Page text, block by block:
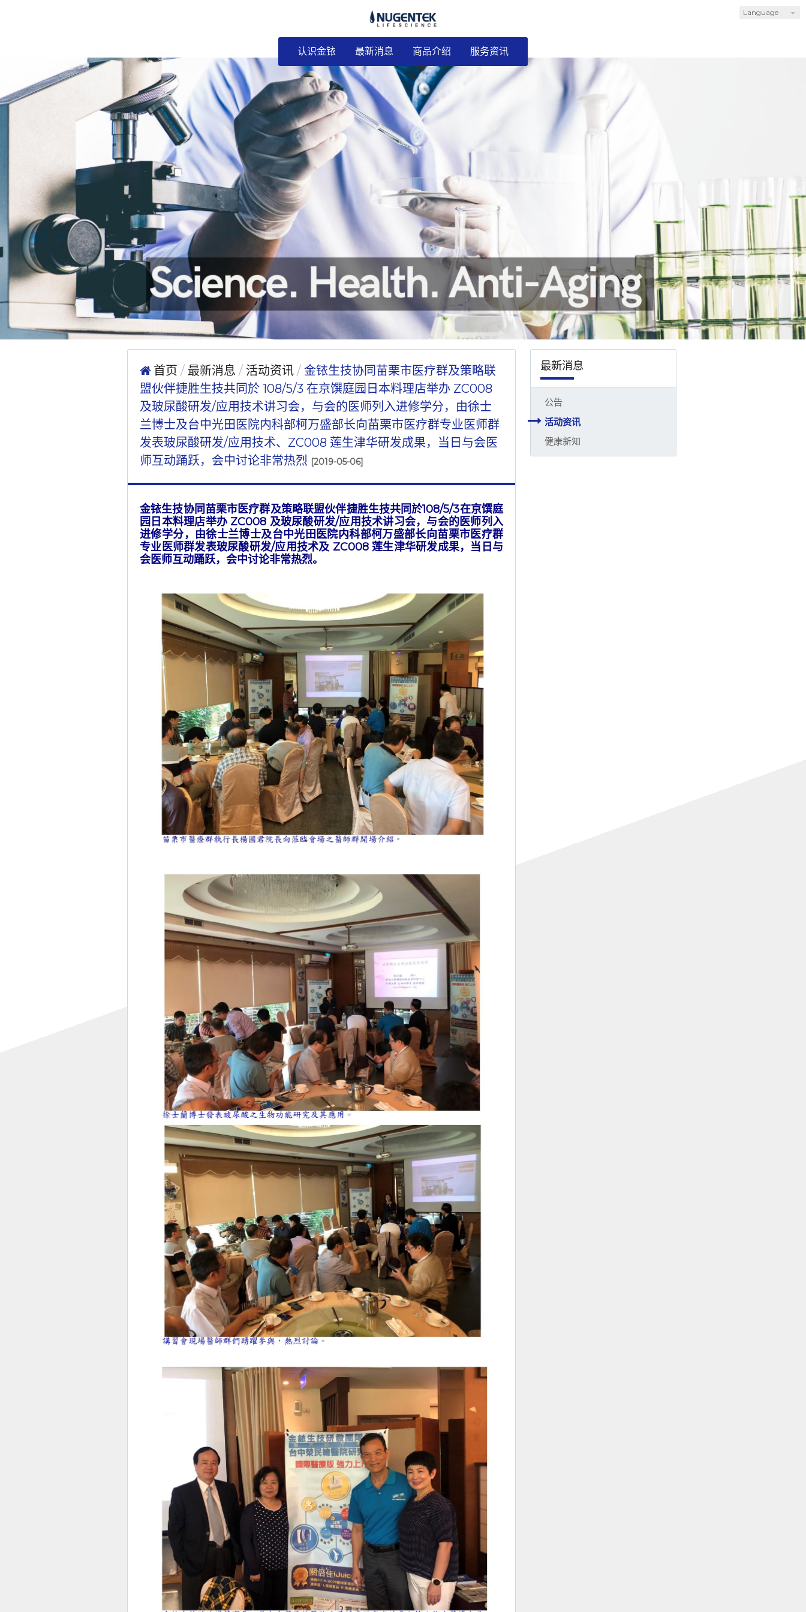
Language
认识金铱 最新消息 商品介绍 服务资讯
最新消息
公告
活动资讯
健康新知
首页 最新消息 活动资讯
金铱生技协同苗栗市医疗群及策略联
盟伙伴捷胜生技共同於 108/5/3 在京馔庭园日本料理店举办 ZC008
及玻尿酸研发/应用技术讲习会，与会的医师列入进修学分，由徐士
兰博士及台中光田医院内科部柯万盛部长向苗栗市医疗群专业医师群
发表玻尿酸研发/应用技术、ZC008 莲生津华研发成果，当日与会医
师互动踊跃，会中讨论非常热烈 [2019-05-06]
金铱生技协同苗栗市医疗群及策略联盟伙伴捷胜生技共同於108/5/3在京馔庭
园日本料理店举办 ZC008 及玻尿酸研发/应用技术讲习会，与会的医师列入
进修学分，由徐士兰博士及台中光田医院内科部柯万盛部长向苗栗市医疗群
专业医师群发表玻尿酸研发/应用技术及 ZC008 莲生津华研发成果，当日与
会医师互动踊跃，会中讨论非常热烈。